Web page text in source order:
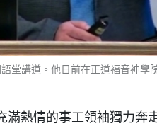
堂講道。他日前在正道福音神學
滿熱情的事工領袖獨力奔